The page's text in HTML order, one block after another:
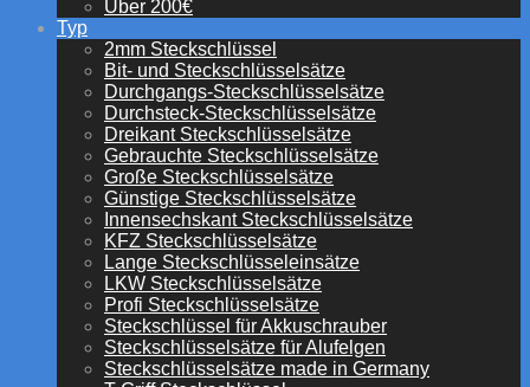
Über 200€
Typ
2mm Steckschlüssel
Bit- und Steckschlüsselsätze
Durchgangs-Steckschlüsselsätze
Durchsteck-Steckschlüsselsätze
Dreikant Steckschlüsselsätze
Gebrauchte Steckschlüsselsätze
Große Steckschlüsselsätze
Günstige Steckschlüsselsätze
Innensechskant Steckschlüsselsätze
KFZ Steckschlüsselsätze
Lange Steckschlüsseleinsätze
LKW Steckschlüsselsätze
Profi Steckschlüsselsätze
Steckschlüssel für Akkuschrauber
Steckschlüsselsätze für Alufelgen
Steckschlüsselsätze made in Germany